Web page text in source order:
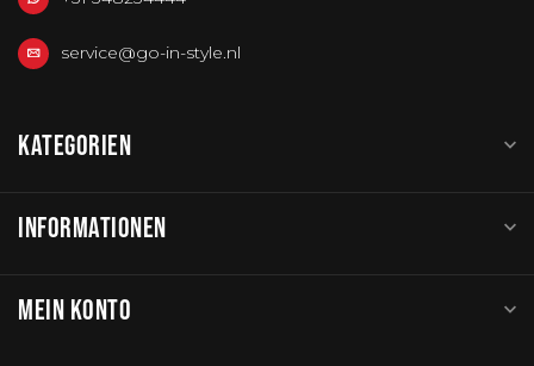
service@go-in-style.nl
KATEGORIEN
INFORMATIONEN
MEIN KONTO